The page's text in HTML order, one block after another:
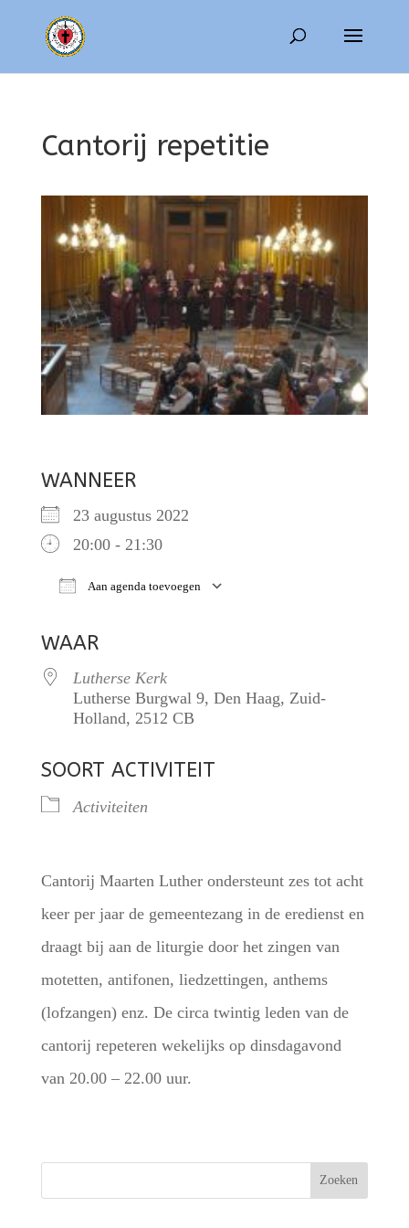
Cantorij repetitie
WANNEER
23 augustus 2022
20:00 - 21:30
Aan agenda toevoegen
WAAR
Lutherse Kerk
Lutherse Burgwal 9, Den Haag, Zuid-
Holland, 2512 CB
SOORT ACTIVITEIT
Activiteiten
Cantorij Maarten Luther ondersteunt zes tot acht
keer per jaar de gemeentezang in de eredienst en
draagt bij aan de liturgie door het zingen van
motetten, antifonen, liedzettingen, anthems
(lofzangen) enz. De circa twintig leden van de
cantorij repeteren wekelijks op dinsdagavond
van 20.00 – 22.00 uur.